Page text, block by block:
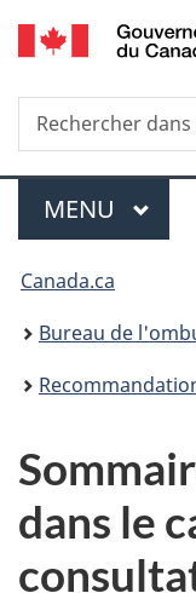
Rechercher
dans
Menu
MENU
Vous
êtes
ici :
Canada.ca
Bureau de
dans le